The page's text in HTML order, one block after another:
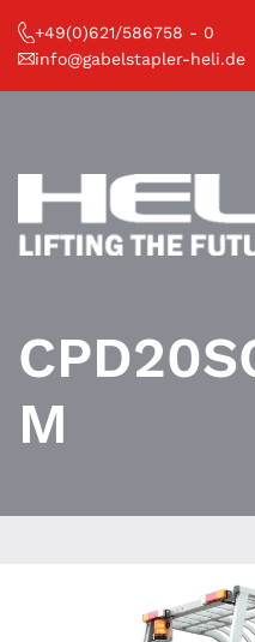
content
+49(0)621/586758 - 0
info@gabelstapler-heli.de
M